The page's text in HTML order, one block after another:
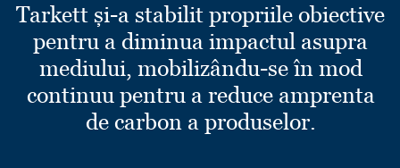
Tarkett și-a stabilit propriile obiective
pentru a diminua impactul asupra
mediului, mobilizându-se în mod
continuu pentru a reduce amprenta
de carbon a produselor.